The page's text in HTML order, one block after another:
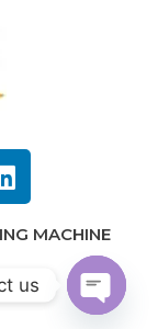
MACHINE
us